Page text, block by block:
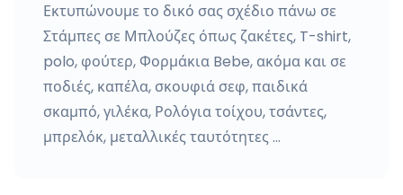
Εκτυπώνουμε το δικό σας σχέδιο πάνω σε
Στάμπες σε Μπλούζες όπως ζακέτες, T-shirt,
polo, φούτερ, Φορμάκια Bebe, ακόμα και σε
ποδιές, καπέλα, σκουφιά σεφ, παιδικά
σκαμπό, γιλέκα, Ρολόγια τοίχου, τσάντες,
μπρελόκ, μεταλλικές ταυτότητες …